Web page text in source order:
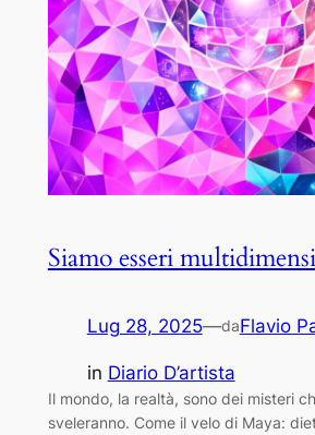
Siamo esseri
Lug 28, 2025—daFlavio
in Diario D’artista
Il mondo, la realtà, sono dei misteri
sveleranno. Come il velo di Maya: